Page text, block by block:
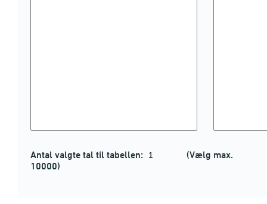
Antal valgte tal til tabellen:
(Vælg max.
10000)